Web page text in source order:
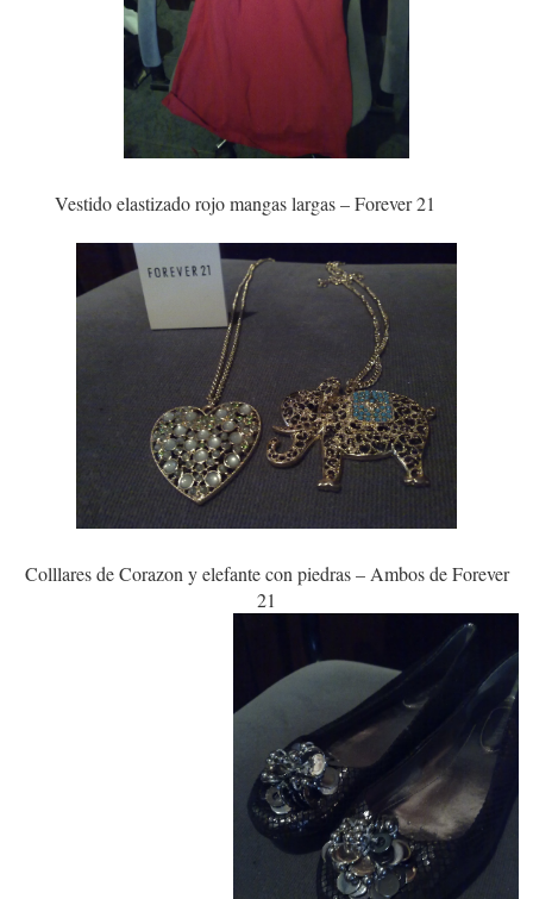
Vestido elastizado rojo mangas largas – Forever 21
Colllares de Corazon y elefante con piedras – Ambos de Forever
21